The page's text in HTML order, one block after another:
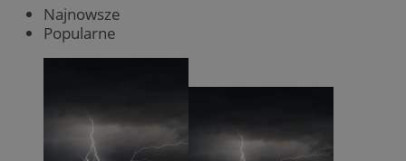
Najnowsze
Popularne